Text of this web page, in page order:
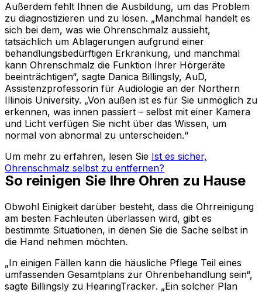
Außerdem fehlt Ihnen die Ausbildung, um das Problem
zu diagnostizieren und zu lösen. „Manchmal handelt es
sich bei dem, was wie Ohrenschmalz aussieht,
tatsächlich um Ablagerungen aufgrund einer
behandlungsbedürftigen Erkrankung, und manchmal
kann Ohrenschmalz die Funktion Ihrer Hörgeräte
beeinträchtigen“, sagte Danica Billingsly, AuD,
Assistenzprofessorin für Audiologie an der Northern
Illinois University. „Von außen ist es für Sie unmöglich zu
erkennen, was innen passiert – selbst mit einer Kamera
und Licht verfügen Sie nicht über das Wissen, um
normal von abnormal zu unterscheiden.“
Um mehr zu erfahren, lesen Sie Ist es sicher,
Ohrenschmalz selbst zu entfernen?
So reinigen Sie Ihre Ohren zu Hause
Obwohl Einigkeit darüber besteht, dass die Ohrreinigung
am besten Fachleuten überlassen wird, gibt es
bestimmte Situationen, in denen Sie die Sache selbst in
die Hand nehmen möchten.
„In einigen Fällen kann die häusliche Pflege Teil eines
umfassenden Gesamtplans zur Ohrenbehandlung sein“,
sagte Billingsly zu HearingTracker. „Ein solcher Plan